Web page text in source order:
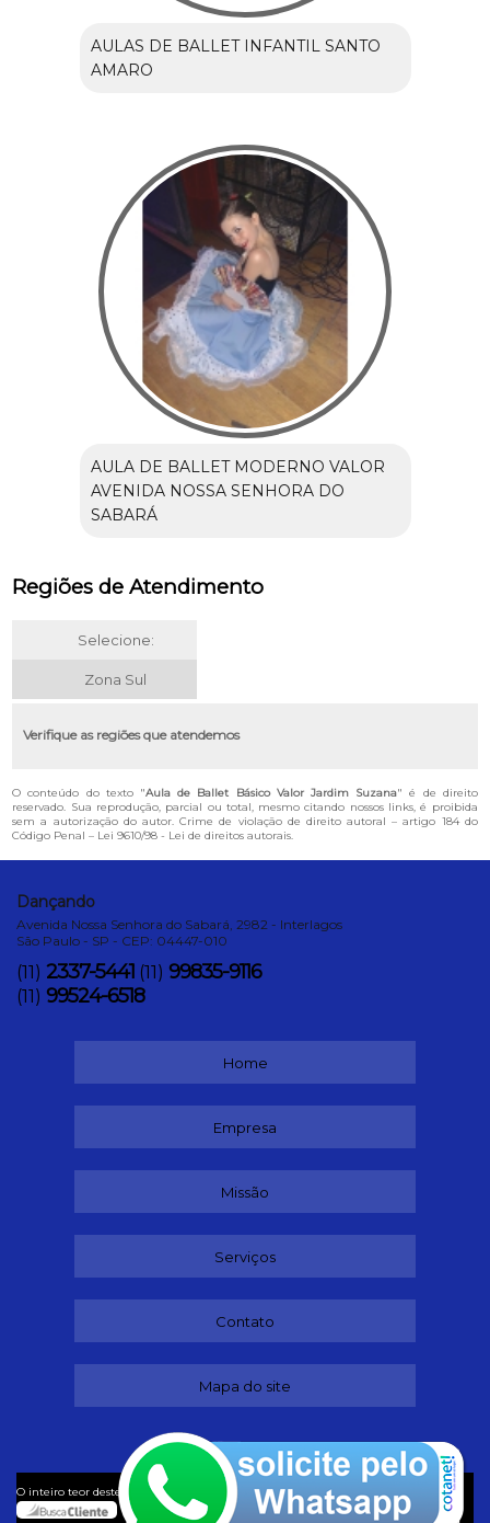
AULAS DE BALLET INFANTIL SANTO
AMARO
AULA DE BALLET MODERNO VALOR
AVENIDA NOSSA SENHORA DO
SABARÁ
Regiões de Atendimento
Selecione:
Zona Sul
Verifique as regiões que atendemos
O conteúdo do texto "Aula de Ballet Básico Valor Jardim Suzana" é de direito
reservado. Sua reprodução, parcial ou total, mesmo citando nossos links, é proibida
sem a autorização do autor. Crime de violação de direito autoral – artigo 184 do
Código Penal – Lei 9610/98 - Lei de direitos autorais.
Dançando
Avenida Nossa Senhora do Sabará, 2982 - Interlagos
São Paulo - SP - CEP: 04447-010
(11) 2337-5441 (11) 99835-9116
(11) 99524-6518
Home
Empresa
Missão
Serviços
Contato
Mapa do site
O inteiro teor deste site está sujeito à proteção de direitos autorais. Copyright
Dançando (Lei 9610 de 19/02/1998)